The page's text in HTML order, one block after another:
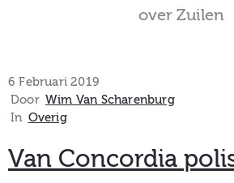
Activiteiten
over Zuilen
6 Februari 2019
Door Wim Van Scharenburg
In Overig
Van Concordia